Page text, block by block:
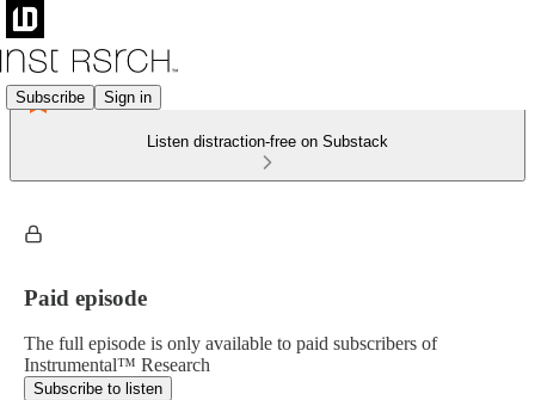
Subscribe Sign in
Listen distraction-free on Substack
Paid episode
The full episode is only available to paid subscribers of
Instrumental™ Research
Subscribe to listen